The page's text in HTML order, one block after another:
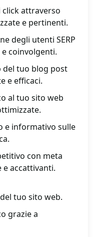
click attraverso
e pertinenti.
degli utenti SERP
coinvolgenti.
del tuo blog post
e efficaci.
al tuo sito web
e informativo sulle
con meta
accattivanti.
tuo sito web.
grazie a